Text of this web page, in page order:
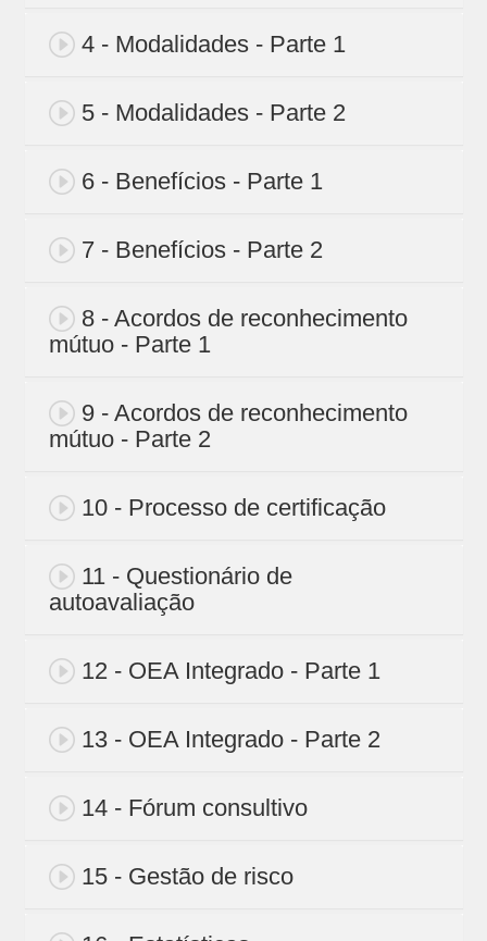
4 - Modalidades - Parte 1
5 - Modalidades - Parte 2
6 - Benefícios - Parte 1
7 - Benefícios - Parte 2
8 - Acordos de reconhecimento
mútuo - Parte 1
9 - Acordos de reconhecimento
mútuo - Parte 2
10 - Processo de certificação
11 - Questionário de
autoavaliação
12 - OEA Integrado - Parte 1
13 - OEA Integrado - Parte 2
14 - Fórum consultivo
15 - Gestão de risco